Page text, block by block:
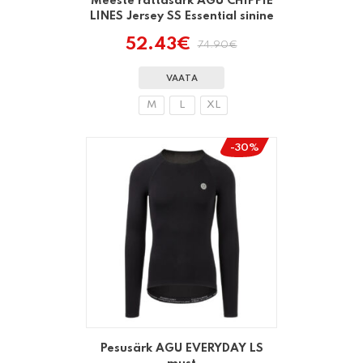
LINES Jersey SS Essential sinine
74.90€
Algne
oli:
74.90€.
52.43€
Praegune
on:
52.43€.
VAATA
M L XL
-30%
Pesusärk AGU EVERYDAY LS